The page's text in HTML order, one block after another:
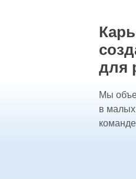
для
Мы
в